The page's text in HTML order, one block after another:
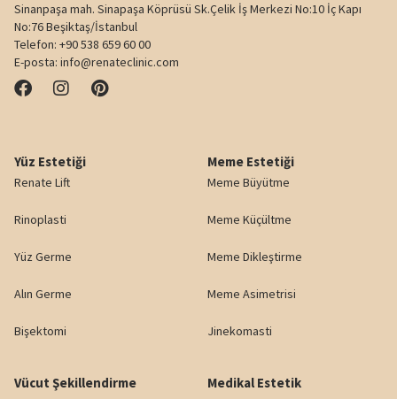
Sinanpaşa mah. Sinapaşa Köprüsü Sk.Çelik İş Merkezi No:10 İç Kapı
No:76 Beşiktaş/İstanbul
Telefon: +90 538 659 60 00
E-posta: info@renateclinic.com
Yüz Estetiği
Renate Lift
Rinoplasti
Yüz Germe
Alın Germe
Bişektomi
Meme Estetiği
Meme Büyütme
Meme Küçültme
Meme Dikleştirme
Meme Asimetrisi
Jinekomasti
Vücut Şekillendirme Medikal Estetik